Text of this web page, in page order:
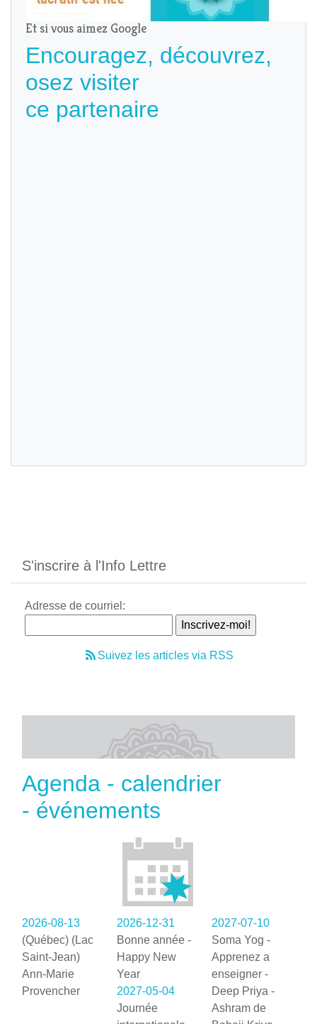
Et si vous aimez Google
Encouragez, découvrez,
osez visiter
ce partenaire
S'inscrire à l'Info Lettre
Adresse de courriel:
Suivez les articles via RSS
Agenda - calendrier
- événements
2026-08-13
(Québec) (Lac
Saint-Jean)
Ann-Marie
Provencher
2026-12-31
Bonne année -
Happy New
Year
2027-05-04
Journée
2027-07-10
Soma Yog -
Apprenez a
enseigner -
Deep Priya -
Ashram de